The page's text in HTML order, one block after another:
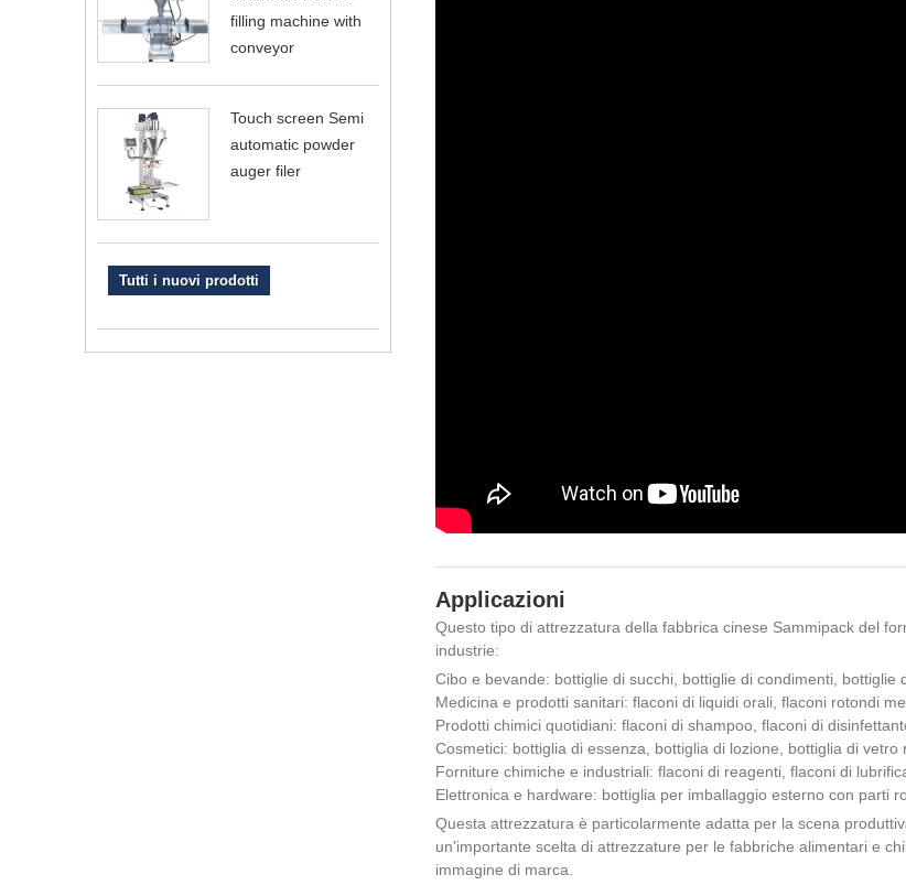
filling machine with
conveyor
Touch screen Semi
automatic powder
auger filer
Tutti i nuovi prodotti
Applicazioni
Questo tipo di attrezzatura della fabbrica cinese Sammipack del
industrie:
Cibo e bevande: bottiglie di succhi, bottiglie di condimenti, bottiglie
Medicina e prodotti sanitari: flaconi di liquidi orali, flaconi rotondi
Prodotti chimici quotidiani: flaconi di shampoo, flaconi di
Cosmetici: bottiglia di essenza, bottiglia di lozione, bottiglia di vetro
Forniture chimiche e industriali: flaconi di reagenti, flaconi di
Elettronica e hardware: bottiglia per imballaggio esterno con parti
Questa attrezzatura è particolarmente adatta per la scena
un'importante scelta di attrezzature per le fabbriche alimentari e
immagine di marca.